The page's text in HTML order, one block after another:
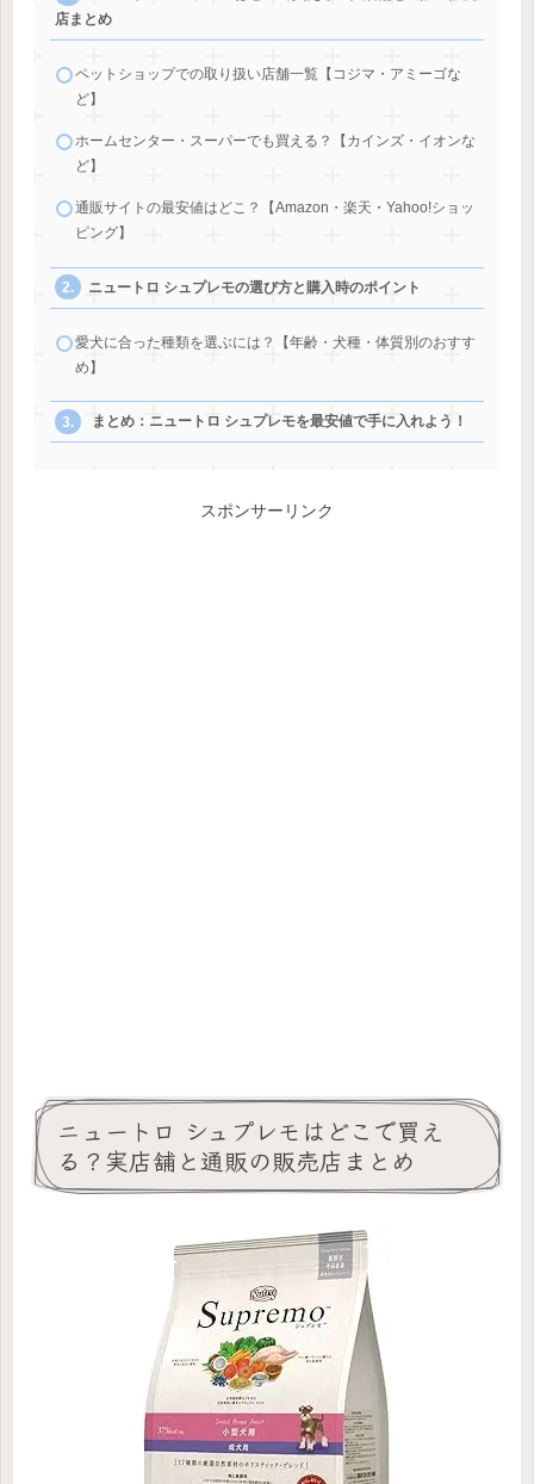
店まとめ
ペットショップでの取り扱い店舗一覧【コジマ・アミーゴな
ど】
ホームセンター・スーパーでも買える？【カインズ・イオンな
ど】
通販サイトの最安値はどこ？【Amazon・楽天・Yahoo!ショッ
ピング】
ニュートロ シュプレモの選び方と購入時のポイント
愛犬に合った種類を選ぶには？【年齢・犬種・体質別のおすす
め】
まとめ：ニュートロ シュプレモを最安値で手に入れよう！
スポンサーリンク
ニュートロ シュプレモはどこで買え
る？実店舗と通販の販売店まとめ